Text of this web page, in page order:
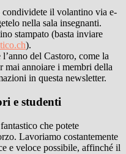
condividete il volantino via e-
nella sala insegnanti.
stampato (basta inviare
).
del Castoro, come la
mai annoiare i membri della
in questa newsletter.
e studenti
che potete
Lavoriamo costantemente
e veloce possibile, affinché il